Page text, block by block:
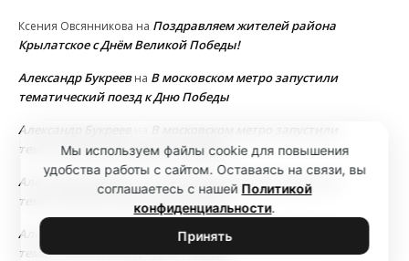
Ксения Овсянникова на Поздравляем жителей района
Крылатское с Днём Великой Победы!
Александр Букреевна В московском метро запустили
тематический поезд к Дню Победы
Александр Букреев
тематический поезд к Дню Победы
Александр Букреев
В московском метро запустили
тематический поезд к Дню Победы
Александр Букреев
В московском метро запустили
тематический поезд к Дню Победы
Мы используем файлы cookie для повышения
удобства работы с сайтом. Оставаясь на связи, вы
соглашаетесь с нашей Политикой
конфиденциальности.
Принять